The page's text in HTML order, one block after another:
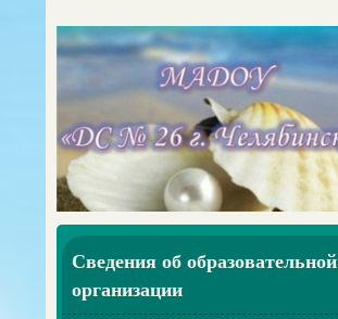
Сведения об образовательной
организации